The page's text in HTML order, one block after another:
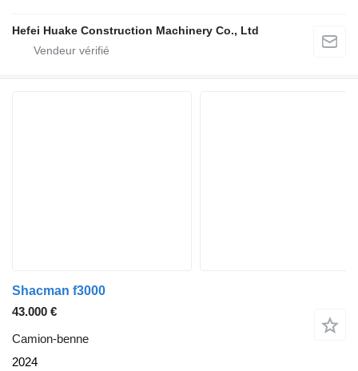
Hefei Huake Construction Machinery Co., Ltd
Shacman f3000
43.000 €
Camion-benne
2024